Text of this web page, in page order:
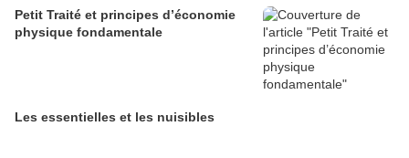
Petit Traité et principes d’économie
physique fondamentale
Les essentielles et les nuisibles